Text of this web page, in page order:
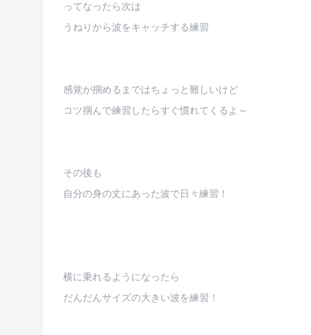
ってなったら次は
うねりから波をキャッチする練習
感覚が掴めるまではちょっと難しいけど
コツ掴んで練習したらすぐ慣れてくるよ～
その後も
自分の身の丈にあった波で日々練習！
横に乗れるようになったら
だんだんサイズの大きい波を練習！